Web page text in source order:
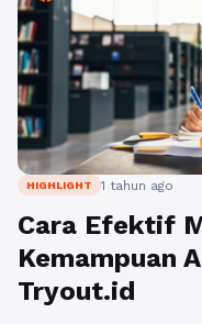
HIGHLIGHT 1 tahun ago
Cara Efektif
Kemampuan
Tryout.id